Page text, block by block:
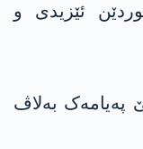
ئێزیدی و
بەلاڤ